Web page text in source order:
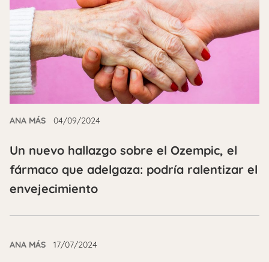
ANA MÁS 04/09/2024
Un nuevo hallazgo sobre el Ozempic, el
fármaco que adelgaza: podría ralentizar el
envejecimiento
ANA MÁS 17/07/2024